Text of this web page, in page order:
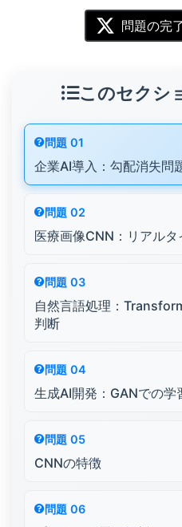
問題の完
このセクシ
問題 01
企業AI導入：勾配消失問
問題 02
医療画像CNN：リアル
問題 03
自然言語処理：
判断
問題 04
生成AI開発：GANでの学
問題 05
CNNの特徴
問題 06